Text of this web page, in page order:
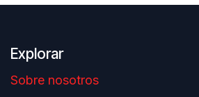
Explorar
Sobre nosotros